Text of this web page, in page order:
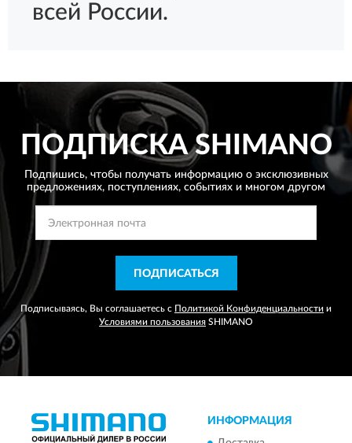
всей России.
ПОДПИСКАSHIMANO
Подпишись, чтобы получать информацию о эксклюзивных
предложениях, поступлениях, событиях и многом другом
ПОДПИСАТЬСЯ
Подписываясь, Вы соглашаетесь с Политикой Конфиденциальности и
Условиями пользования SHIMANO
ИНФОРМАЦИЯ